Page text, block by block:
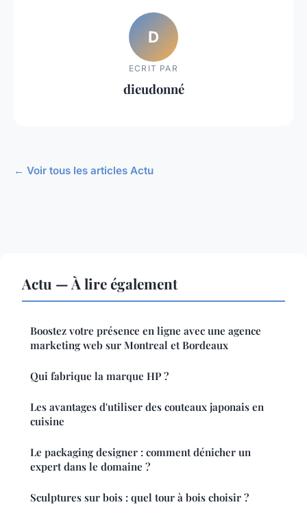
D
ECRIT PAR
dieudonné
← Voir tous les articles Actu
Actu — À lire également
Boostez votre présence en ligne avec une agence
marketing web sur Montreal et Bordeaux
Qui fabrique la marque HP ?
Les avantages d'utiliser des couteaux japonais en
cuisine
Le packaging designer : comment dénicher un
expert dans le domaine ?
Sculptures sur bois : quel tour à bois choisir ?